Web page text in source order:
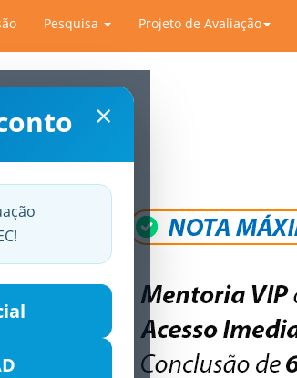
Pesquisa Projeto de Avaliação
×